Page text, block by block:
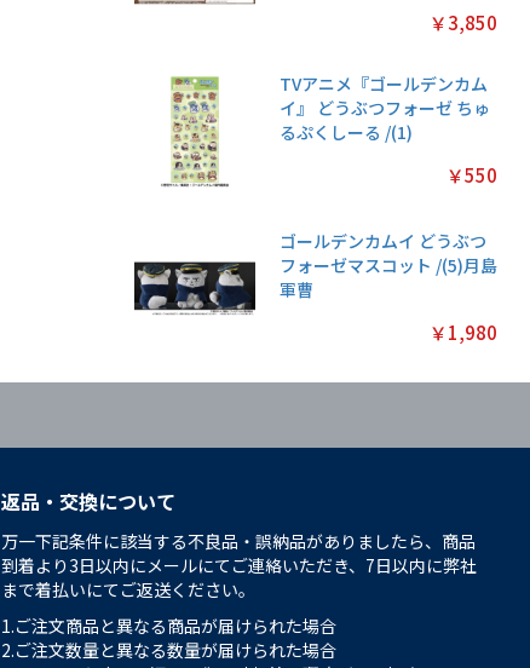
￥3,850
TVアニメ『ゴールデンカム
イ』 どうぶつフォーゼ ちゅ
るぷくしーる /(1)
￥550
ゴールデンカムイ どうぶつ
フォーゼマスコット /(5)月島
軍曹
￥1,980
返品・交換について
万一下記条件に該当する不良品・誤納品がありましたら、商品
到着より3日以内にメールにてご連絡いただき、7日以内に弊社
まで着払いにてご返送ください。
1.ご注文商品と異なる商品が届けられた場合
2.ご注文数量と異なる数量が届けられた場合